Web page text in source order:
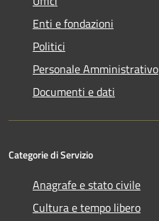
Enti e fondazioni
Politici
Personale Amministrativo
Documenti e dati
Categorie di Servizio
Anagrafe e stato civile
Cultura e tempo libero